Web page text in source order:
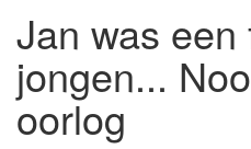
Jan was een
jongen...
oorlog